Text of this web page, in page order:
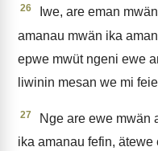
26
Iwe, are eman
amanau mwän ika
epwe mwüt ngeni ewe
liwinin mesan we mi
27
Nge are ewe mwän
ika amanau fefin,